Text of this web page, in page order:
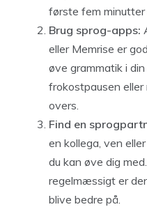
første fem minutter
Brug sprog-apps:
eller Memrise er
øve grammatik i
frokostpausen
overs.
Find en
en kollega, ven
du kan øve dig
regelmæssigt er
blive bedre på.